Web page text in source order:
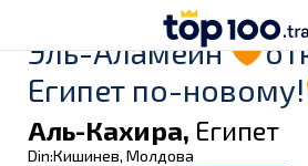
Эль-Аламейн
Египет по-новому!
Аль-Кахира, Египет
Din:Кишинев, Молдова